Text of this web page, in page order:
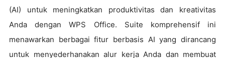
(AI) untuk meningkatkan produktivitas dan kreativitas
Anda dengan WPS Office. Suite komprehensif ini
menawarkan berbagai fitur berbasis AI yang dirancang
untuk menyederhanakan alur kerja Anda dan membuat